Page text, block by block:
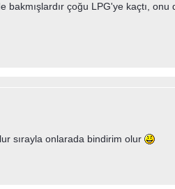
çoğu LPG'ye kaçtı, onu
sırayla onlarada bindirim olur